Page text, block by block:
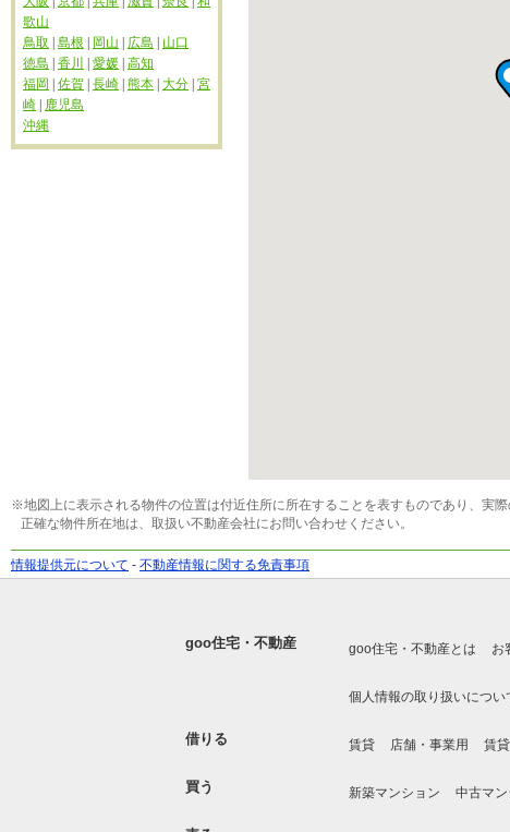
歌山
鳥取
島根 岡山 広島
山口
徳島
香川 愛媛 高知
福岡
佐賀 長崎 熊本 大分 宮
崎
鹿児島
沖縄
※地図上に表示される物件の位置は付近住所に所在することを表すものであり、実際
正確な物件所在地は、取扱い不動産会社にお問い合わせください。
情報提供元について - 不動産情報に関する免責事項
goo住宅・不動産 goo住宅・不動産とは お
個人情報の取り扱いについ
借りる 賃貸 店舗・事業用 賃
買う 新築マンション 中古マ